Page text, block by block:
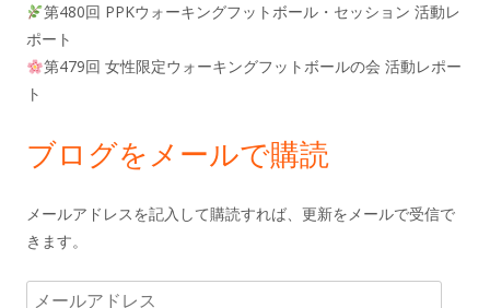
第480回 PPKウォーキングフットボール・セッション 活動レ
ポート
第479回 女性限定ウォーキングフットボールの会 活動レポー
ト
ブログをメールで購読
メールアドレスを記入して購読すれば、更新をメールで受信で
きます。
メ